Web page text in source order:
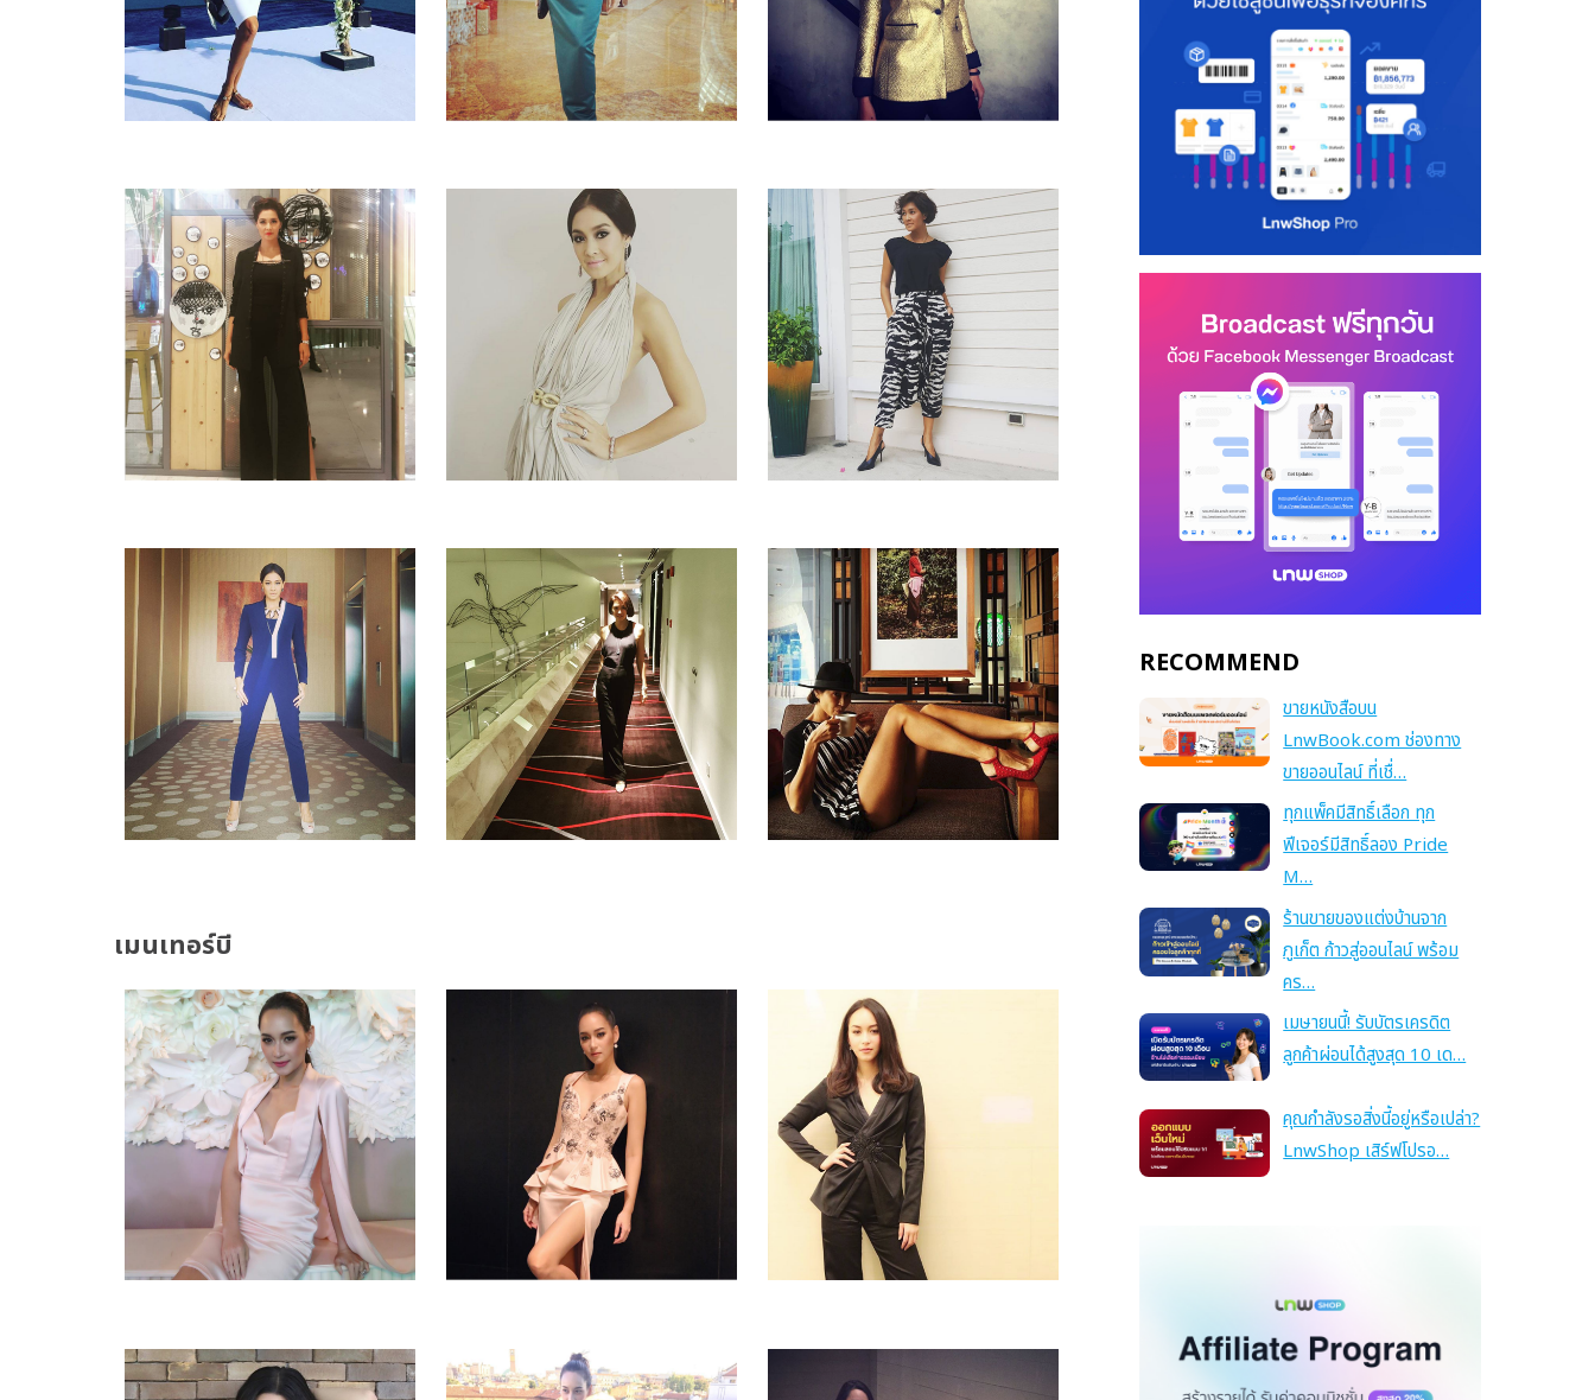
เมนเทอร์บี
RECOMMEND
ขายหนังสือบน
LnwBook.com ช่องทาง
ขายออนไลน์ ที่เชื่…
ทุกแพ็คมีสิทธิ์เลือก ทุก
ฟีเจอร์มีสิทธิ์ลอง Pride
M…
ร้านขายของแต่งบ้านจาก
ภูเก็ต ก้าวสู่ออนไลน์ พร้อม
คร…
เมษายนนี้! รับบัตรเครดิต
ลูกค้าผ่อนได้สูงสุด 10 เด…
คุณกำลังรอสิ่งนี้อยู่หรือเปล่า?
LnwShop เสิร์ฟโปรอ…